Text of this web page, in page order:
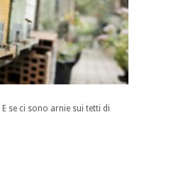
se ci sono arnie sui tetti di